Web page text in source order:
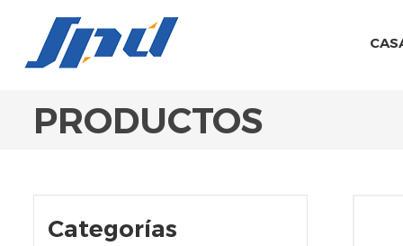
PRODUCTOS
Categorías